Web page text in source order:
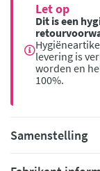
Let op
Dit is een
levering is
worden en
100%.
Samenstelling